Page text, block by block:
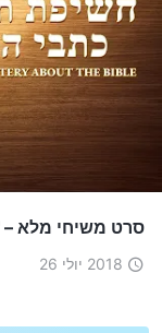
סרט משיחי מלא
2018 יולי 26